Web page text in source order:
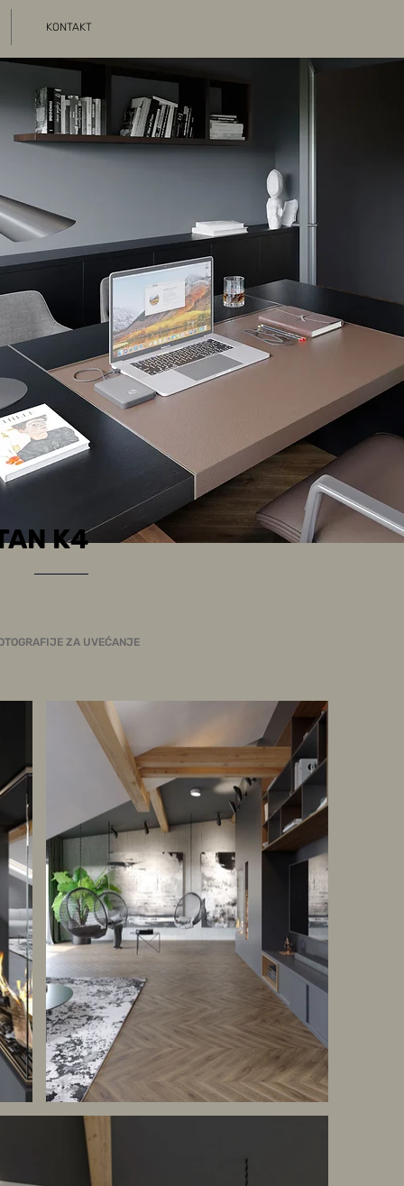
KONTAKT
K4
ZA UVEĆANJE